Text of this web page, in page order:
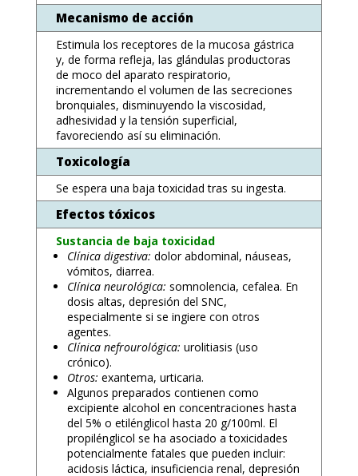
Mecanismo de acción
Estimula los receptores de la mucosa gástrica
y, de forma refleja, las glándulas productoras
de moco del aparato respiratorio,
incrementando el volumen de las secreciones
bronquiales, disminuyendo la viscosidad,
adhesividad y la tensión superficial,
favoreciendo así su eliminación.
Toxicología
Se espera una baja toxicidad tras su ingesta.
Efectos tóxicos
Sustancia de baja toxicidad
Clínica digestiva: dolor abdominal, náuseas,
vómitos, diarrea.
Clínica neurológica: somnolencia, cefalea. En
dosis altas, depresión del SNC,
especialmente si se ingiere con otros
agentes.
Clínica nefrourológica: urolitiasis (uso
crónico).
Otros: exantema, urticaria.
Algunos preparados contienen como
excipiente alcohol en concentraciones hasta
del 5% o etilénglicol hasta 20 g/100ml. El
propilénglicol se ha asociado a toxicidades
potencialmente fatales que pueden incluir:
acidosis láctica, insuficiencia renal, depresión